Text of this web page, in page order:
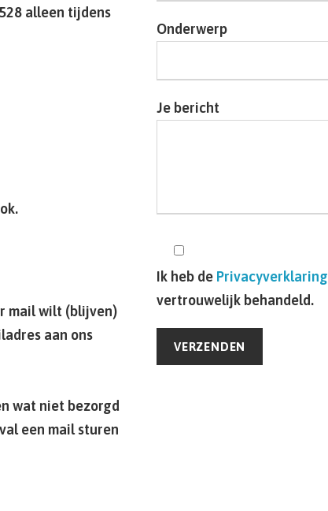
alleen tijdens
mail wilt (blijven)
aan ons
wat niet bezorgd
een mail sturen
Onderwerp
Je bericht
Ik heb de Privacyverklaring
vertrouwelijk behandeld.